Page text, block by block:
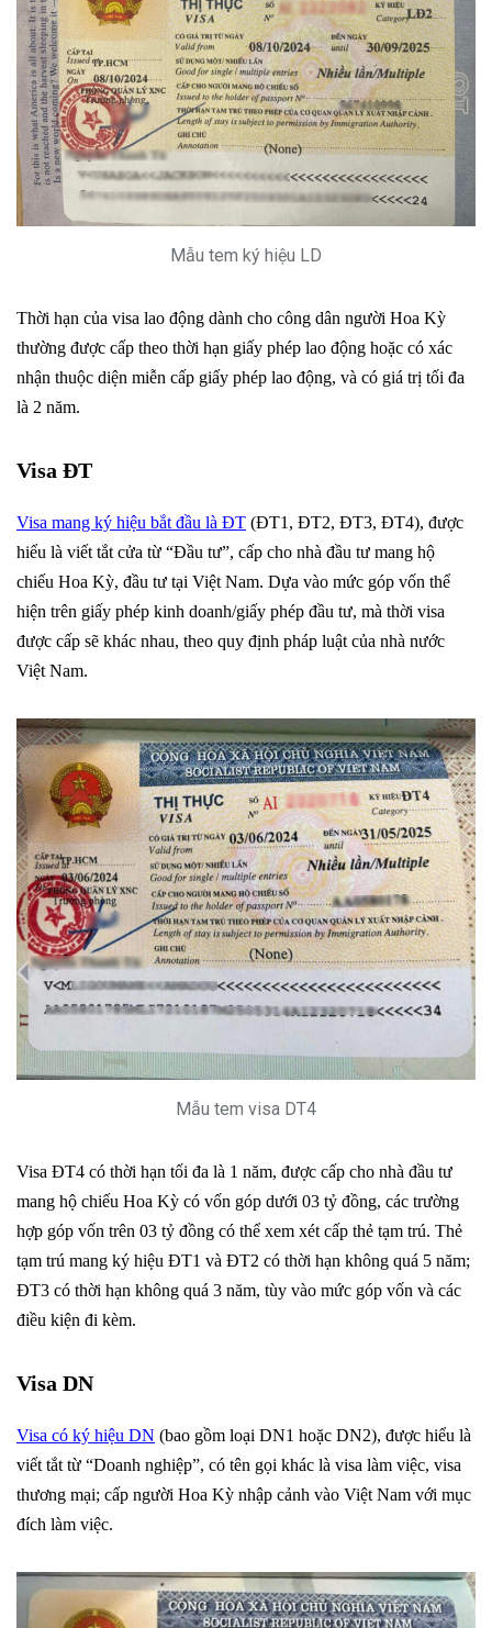
Mẫu tem ký hiệu LD
Thời hạn của visa lao động dành cho công dân người Hoa Kỳ
thường được cấp theo thời hạn giấy phép lao động hoặc có xác
nhận thuộc diện miễn cấp giấy phép lao động, và có giá trị tối đa
là 2 năm.
Visa ĐT
Visa mang ký hiệu bắt đầu là ĐT (ĐT1, ĐT2, ĐT3, ĐT4), được
hiểu là viết tắt cửa từ “Đầu tư”, cấp cho nhà đầu tư mang hộ
chiếu Hoa Kỳ, đầu tư tại Việt Nam. Dựa vào mức góp vốn thể
hiện trên giấy phép kinh doanh/giấy phép đầu tư, mà thời visa
được cấp sẽ khác nhau, theo quy định pháp luật của nhà nước
Việt Nam.
Mẫu tem visa DT4
Visa ĐT4 có thời hạn tối đa là 1 năm, được cấp cho nhà đầu tư
mang hộ chiếu Hoa Kỳ có vốn góp dưới 03 tỷ đồng, các trường
hợp góp vốn trên 03 tỷ đồng có thể xem xét cấp thẻ tạm trú. Thẻ
tạm trú mang ký hiệu ĐT1 và ĐT2 có thời hạn không quá 5 năm;
ĐT3 có thời hạn không quá 3 năm, tùy vào mức góp vốn và các
điều kiện đi kèm.
Visa DN
Visa có ký hiệu DN (bao gồm loại DN1 hoặc DN2), được hiểu là
viết tắt từ “Doanh nghiệp”, có tên gọi khác là visa làm việc, visa
thương mại; cấp người Hoa Kỳ nhập cảnh vào Việt Nam với mục
đích làm việc.